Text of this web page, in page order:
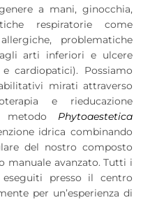
a mani, ginocchia,
respiratorie come
problematiche
arti inferiori e ulcere
cardiopatici). Possiamo
mirati attraverso
e rieducazione
metodo Phytoaestetica
idrica combinando
del nostro composto
manuale avanzato. Tutti i
presso il centro
per un’esperienza di